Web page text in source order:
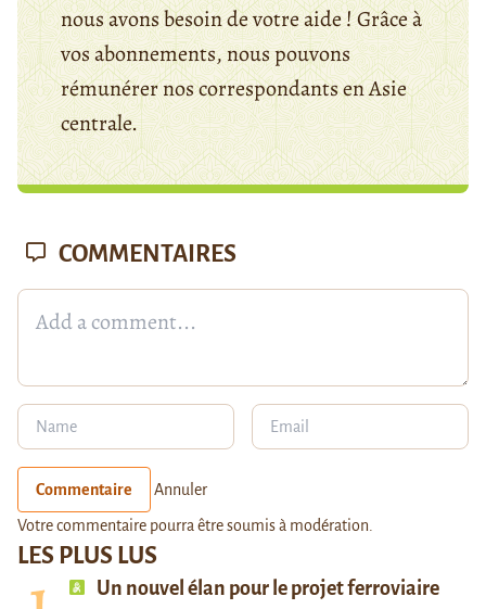
nous avons besoin de votre aide ! Grâce à
vos abonnements, nous pouvons
rémunérer nos correspondants en Asie
centrale.
LES PLUS LUS
Un nouvel élan pour le projet ferroviaire
COMMENTAIRES
Commentaire Annuler
Votre commentaire pourra être soumis à modération.